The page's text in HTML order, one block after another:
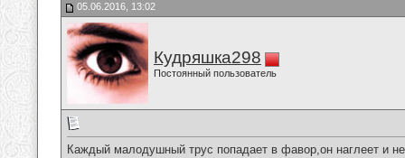
05.06.2016, 13:02
Кудряшка298
Постоянный пользователь
Каждый малодушный трус попадает в фавор,он наглеет и